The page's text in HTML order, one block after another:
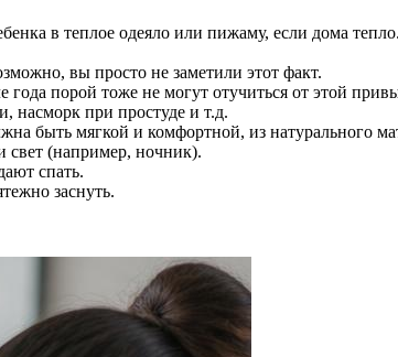
в теплое одеяло или пижаму, если дома
вы просто не заметили этот факт.
порой тоже не могут отучиться от этой
насморк при простуде и т.д.
быть мягкой и комфортной, из натурального
(например, ночник).
спать.
заснуть.